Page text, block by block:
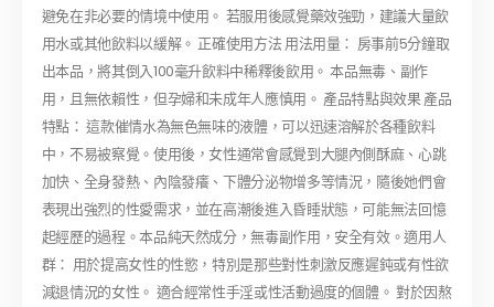
避免在非必要的情境中使用。 若服用後感覺藥效強勁，建議大量飲
用水或其他飲料以緩解。 正確使用方法 用法用量： 房事前5分鐘取
出本品，將其倒入100毫升飲料中稀釋後飲用。 本品無毒、副作
用，且無依賴性，但孕婦和未成年人應慎用。 產品特點與效果 產品
特點： 這款催情水為無色無味的液體，可以迅速溶解於各種飲料
中，不易被察覺。使用後，女性通常會感覺到大腿內側酥麻、心跳
加快、全身發熱、內陰發癢、下體分泌物增多等情況，隨後她們會
表現出強烈的性愛需求，並在高潮後進入昏睡狀態，可能無法回憶
起經歷的過程。本品純天然成分，無毒副作用，安全有效。適用人
群： 用於提高女性的性慾，特別是那些對性刺激反應遲鈍或有性欲
減退情況的女性。 適合經常性手淫或性活動過度的個體。 對於因熬